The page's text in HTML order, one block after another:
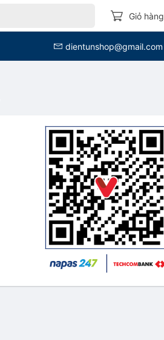
Giỏ hàng
dientunshop@gmail.com